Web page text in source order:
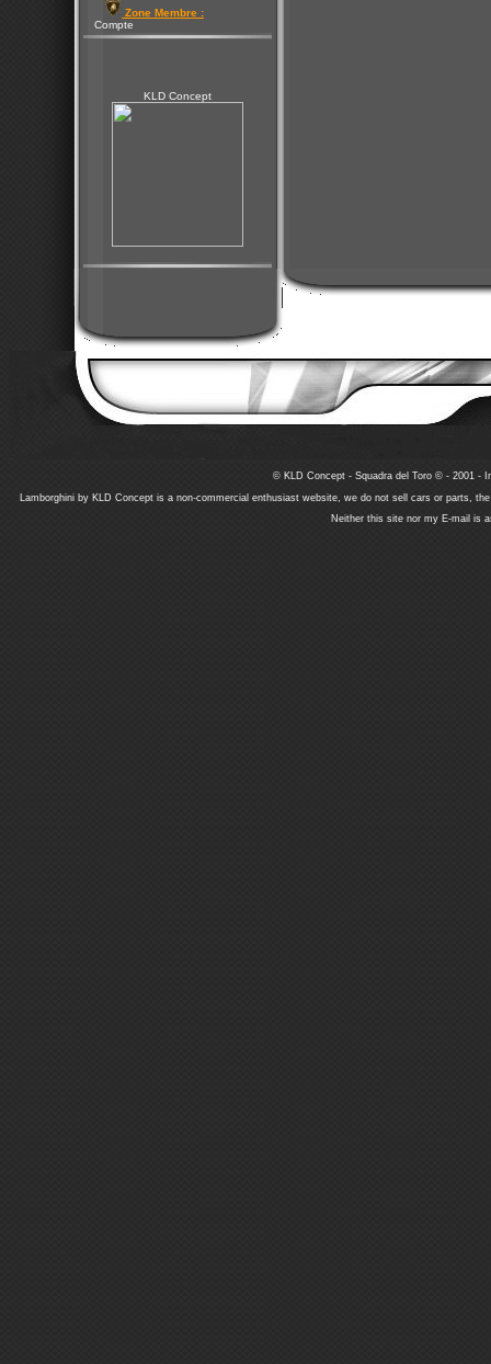
Zone Membre :
Compte
KLD Concept
© KLD Concept - Squadra del Toro © - 2001 -
Lamborghini by KLD Concept is a non-commercial enthusiast website, we do not sell cars or parts,
Neither this site nor my E-mail is